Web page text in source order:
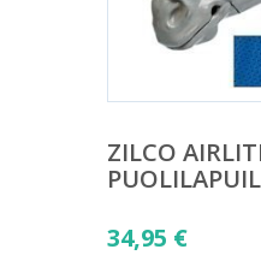
ZILCO
34,95 €